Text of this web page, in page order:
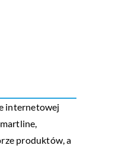
internetowej
produktów, a